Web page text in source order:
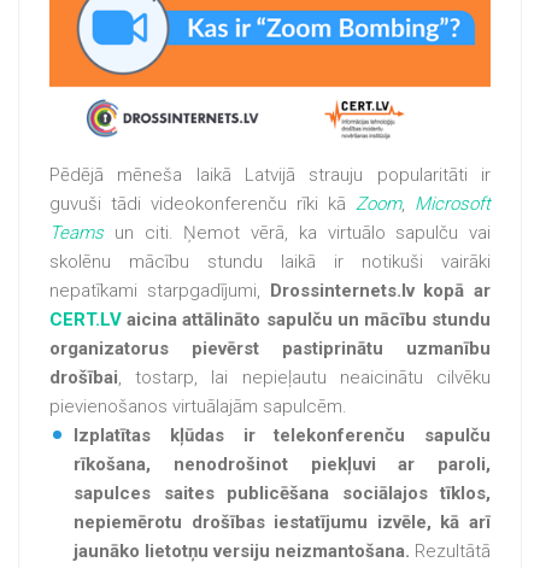
Pēdējā mēneša laikā Latvijā strauju popularitāti ir
guvuši tādi videokonferenču rīki kā Zoom, Microsoft
Teamsun citi. Ņemot vērā, ka virtuālo sapulču vai
skolēnu mācību stundu laikā ir notikuši vairāki
nepatīkami starpgadījumi, Drossinternets.lv kopā ar
CERT.LV aicina attālināto sapulču un mācību stundu
organizatorus pievērst pastiprinātu uzmanību
drošībai, tostarp, lai nepieļautu neaicinātu cilvēku
pievienošanos virtuālajām sapulcēm.
Izplatītas kļūdas ir telekonferenču sapulču
rīkošana, nenodrošinot piekļuvi ar paroli,
sapulces saites publicēšana sociālajos tīklos,
nepiemērotu drošības iestatījumu izvēle, kā arī
jaunāko lietotņu versiju neizmantošana. Rezultātā